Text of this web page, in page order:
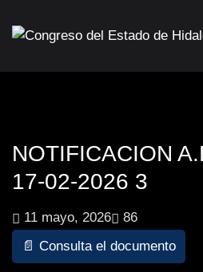
NOTIFICACION
17-02-2026 3
11 mayo, 2026
86
📄 Consulta el documento